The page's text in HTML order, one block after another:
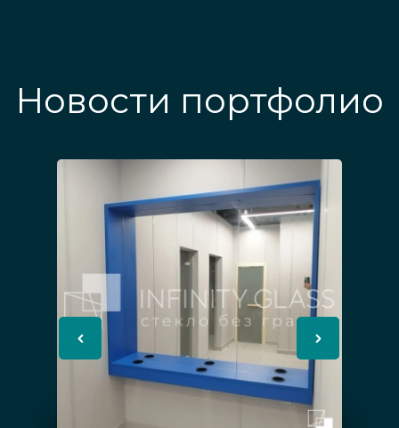
Новости портфолио